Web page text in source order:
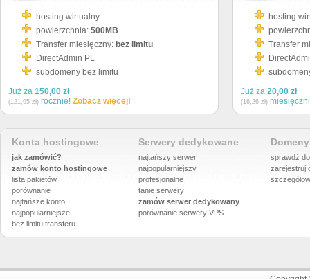
hosting wirtualny
powierzchnia: 500MB
Transfer miesięczny: bez limitu
DirectAdmin PL
subdomeny bez limitu
Już za 150,00 zł
(121,95 zł) rocznie! Zobacz więcej!
hosting
Transfer
Już za 20,00 zł
(16,26 zł)
Konta hostingowe
jak zamówić?
zamów konto hostingowe
lista pakietów
porównanie
najtańsze konto
najpopularniejsze
bez limitu transferu
Serwery dedykowane
najtańszy serwer
najpopularniejszy
profesjonalne
tanie serwery
zamów serwer dedykowany
porównanie serwery VPS
sprawdź
zarejestruj